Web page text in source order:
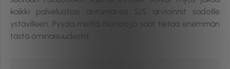
kaikki palveluistasi antamansa 5/5 arvioinnit sadoille
ystävilleen. Pyydä meiltä demoa ja saat tietää enemmän
tästä ominaisuudesta.